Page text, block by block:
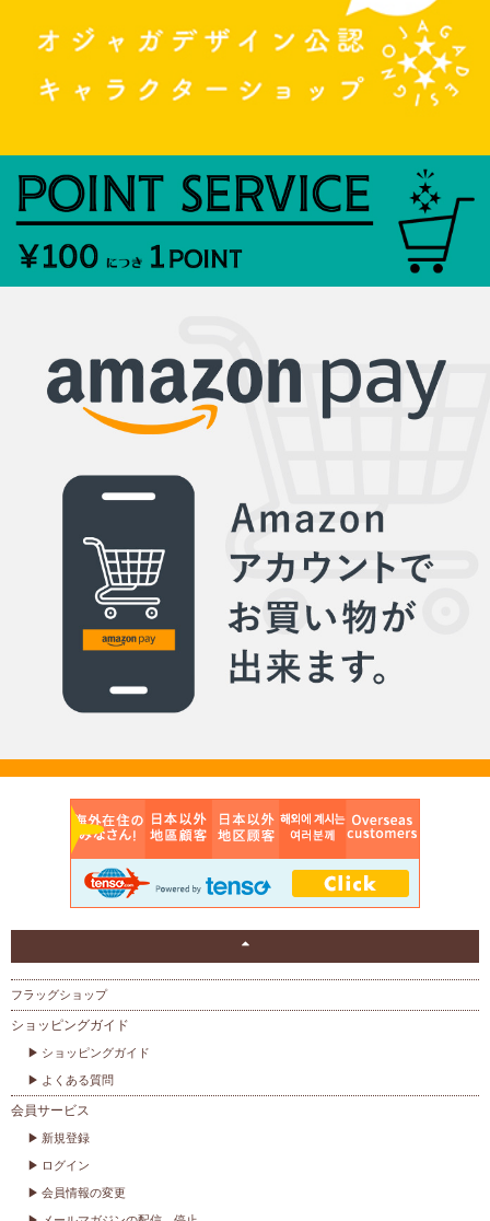
フラッグショップ
ショッピングガイド
ショッピングガイド
よくある質問
会員サービス
新規登録
ログイン
会員情報の変更